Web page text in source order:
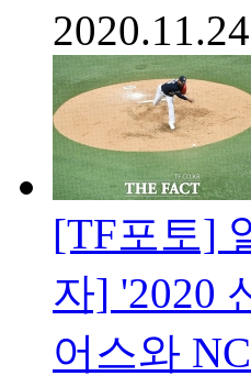
[TF포토]
자] '2020
어스와